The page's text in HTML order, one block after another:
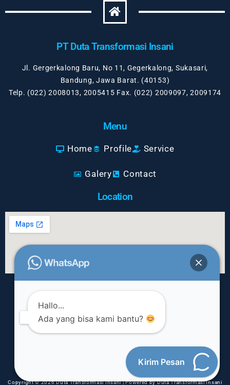
PT Duta Transformasi Insani
Jl. Gergerkalong Baru, No 11, Gegerkalong, Sukasari,
Bandung, Jawa Barat. (40153)
Telp. (022) 2008013, 2005415 Fax. (022) 2009097, 2009174
Menu
Home Profile Service
Galery Contact
Location
Contact
Copyright © 2026 Duta Transformasi Insani | Powered by Duta Transformasi Insani
Hallo...
Ada yang bisa kami bantu?
Kirim Pesan